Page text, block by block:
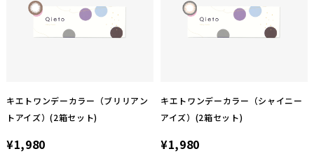
キエトワンデーカラー（ブリリアン
トアイズ）(2箱セット)
¥1,980
キエトワンデーカラー（シャイニー
アイズ）(2箱セット)
¥1,980